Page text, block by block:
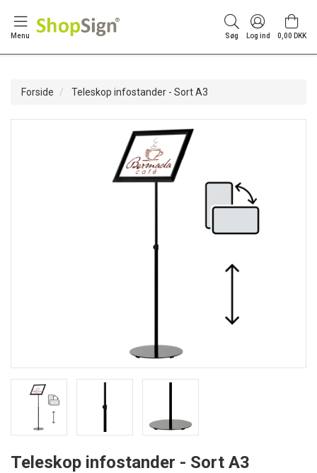
Menu Søg Log ind 0,00 DKK
Forside Teleskop infostander - Sort A3
Teleskop infostander - Sort A3